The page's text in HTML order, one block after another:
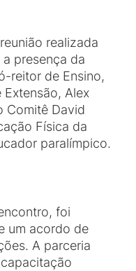
realizada
presença da
reitor de Ensino,
Alex
Comitê David
Física da
paralímpico.
foi
um acordo de
A parceria